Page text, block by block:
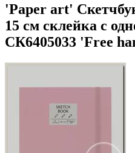
'Paper art'
15 см склейка с
СК6405033 'Free